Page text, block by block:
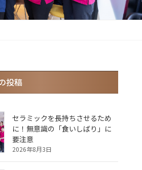
投稿
セラミックを長持ちさせるため
に！無意識の「食いしばり」に
要注意
2026年8月3日